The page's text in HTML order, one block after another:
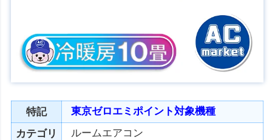
特記
東京ゼロエミポイント対象機種
カテゴリ
ルームエアコン